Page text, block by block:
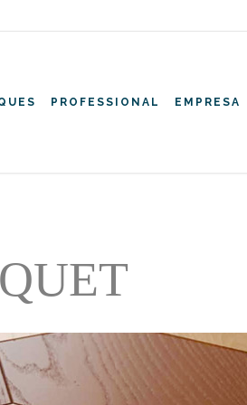
PROFESSIONAL EMPRESA